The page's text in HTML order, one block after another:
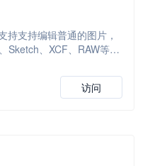
持支持编辑普通的图片，
Sketch、XCF、RAW等，
访问